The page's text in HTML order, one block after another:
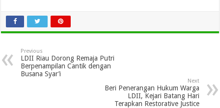
Previous
LDII Riau Dorong Remaja Putri
Berpenampilan Cantik dengan
Busana Syar’i
Next
Beri Penerangan Hukum Warga
LDII, Kejari Batang Hari
Terapkan Restorative Justice